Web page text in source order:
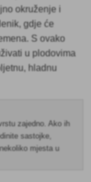
okruženje i
gdje će
S ovako
u plodovima
hladnu
zajedno. Ako ih
sastojke,
mjesta u